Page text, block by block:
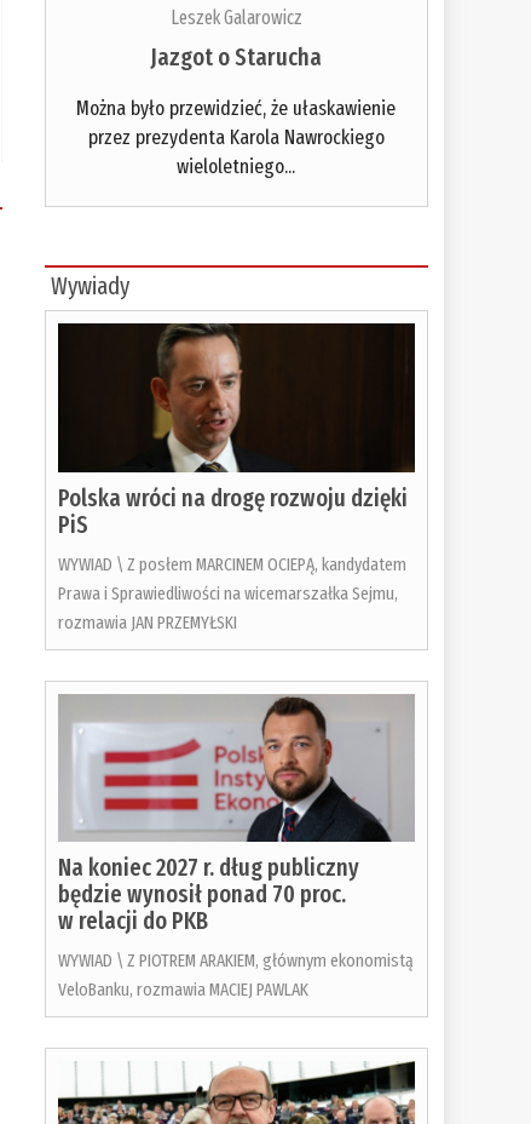
Leszek Galarowicz
Jazgot o Starucha
Można było przewidzieć, że ułaskawienie
przez prezydenta Karola Nawrockiego
wieloletniego...
Wywiady
Polska wróci na drogę rozwoju dzięki
PiS
WYWIAD \ Z posłem MARCINEM OCIEPĄ, kandydatem
Prawa i Sprawiedliwości na wicemarszałka Sejmu,
rozmawia JAN PRZEMYŁSKI
Na koniec 2027 r. dług publiczny
będzie wynosił ponad 70 proc.
w relacji do PKB
WYWIAD \ Z PIOTREM ARAKIEM, głównym ekonomistą
VeloBanku, rozmawia MACIEJ PAWLAK